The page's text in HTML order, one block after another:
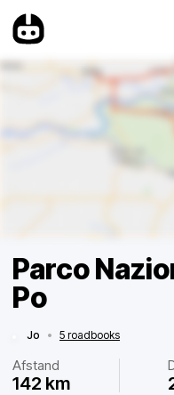
Parco
Po
Jo • 5 roadbooks
Afstand
142 km